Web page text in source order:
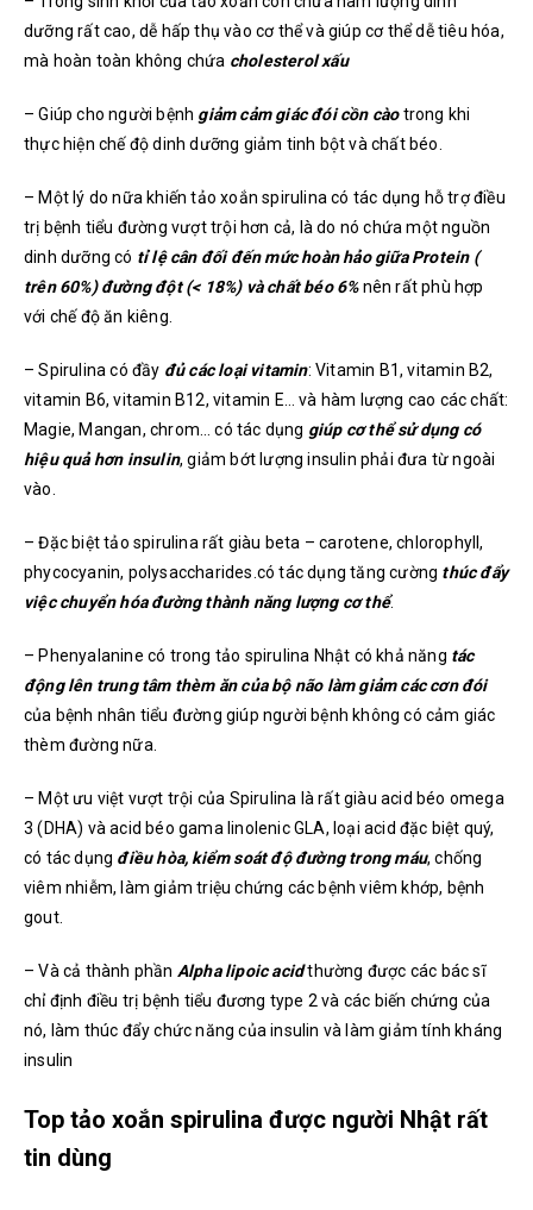
dưỡng rất cao, dễ hấp thụ vào cơ thể và giúp cơ thể dễ tiêu hóa,
mà hoàn toàn không chứa cholesterol xấu
– Giúp cho người bệnh giảm cảm giác đói cồn càotrong khi
thực hiện chế độ dinh dưỡng giảm tinh bột và chất béo.
– Một lý do nữa khiến tảo xoắn spirulina có tác dụng hỗ trợ điều
trị bệnh tiểu đường vượt trội hơn cả, là do nó chứa một nguồn
dinh dưỡng có tỉ lệ cân đối đến mức hoàn hảo giữa Protein (
trên 60%) đường đột (< 18%) và chất béo 6%nên rất phù hợp
với chế độ ăn kiêng.
– Spirulina có đầy đủ các loại vitamin: Vitamin B1, vitamin B2,
vitamin B6, vitamin B12, vitamin E… và hàm lượng cao các chất:
Magie, Mangan, chrom… có tác dụng giúp cơ thể sử dụng có
hiệu quả hơn insulin, giảm bớt lượng insulin phải đưa từ ngoài
vào.
– Đặc biệt tảo spirulina rất giàu beta – carotene, chlorophyll,
phycocyanin, polysaccharides.có tác dụng tăng cường thúc đẩy
việc chuyển hóa đường thành năng lượng cơ thể.
– Phenyalanine có trong tảo spirulina Nhật có khả năng tác
động lên trung tâm thèm ăn của bộ não làm giảm các cơn đói
của bệnh nhân tiểu đường giúp người bệnh không có cảm giác
thèm đường nữa.
– Một ưu việt vượt trội của Spirulina là rất giàu acid béo omega
3 (DHA) và acid béo gama linolenic GLA, loại acid đặc biệt quý,
có tác dụng điều hòa, kiểm soát độ đường trong máu, chống
viêm nhiễm, làm giảm triệu chứng các bệnh viêm khớp, bệnh
gout.
– Và cả thành phần Alpha lipoic acidthường được các bác sĩ
chỉ định điều trị bệnh tiểu đương type 2 và các biến chứng của
nó, làm thúc đẩy chức năng của insulin và làm giảm tính kháng
insulin
Top tảo xoắn spirulina được người Nhật rất
tin dùng